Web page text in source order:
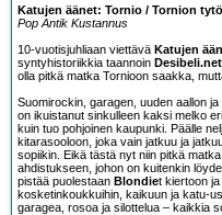
Katujen äänet: Tornio / Tornion
Pop Antik Kustannus
10-vuotisjuhliaan viettävä Katujen
syntyhistoriikkia taannoin
olla pitkä matka Tornioon saakka,
Suomirockin, garagen, uuden aallon
on ikuistanut sinkulleen kaksi melko
kuin tuo pohjoinen kaupunki. Päälle
kitarasooloon, joka vain jatkuu ja
sopiikin. Eikä tästä nyt niin pitkä
ahdistukseen, johon on kuitenkin
pistää puolestaan Blondiet kiertoon
kosketinkoukkuihin, kaikuun ja katu-
garagea, rosoa ja silottelua – kaikkia